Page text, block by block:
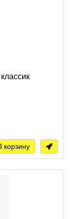
корзину